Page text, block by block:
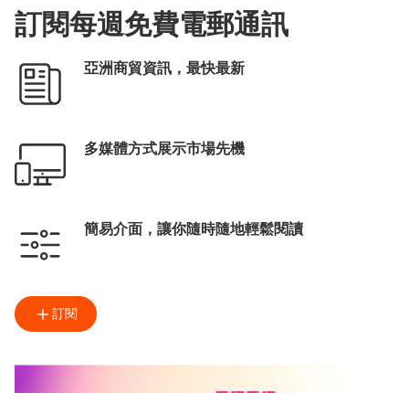
訂閱每週免費電郵通訊
亞洲商貿資訊，最快最新
多媒體方式展示市場先機
簡易介面，讓你隨時隨地輕鬆閱讀
訂閱